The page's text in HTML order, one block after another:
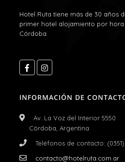
Hotel Ruta tiene más de 30 años
primer hotel alojamiento por
Córdoba.
INFORMACIÓN DE
Av. La Voz del Interior 5550
Córdoba, Argentina
Teléfonos de contacto:
contacto@hotelruta.com.ar